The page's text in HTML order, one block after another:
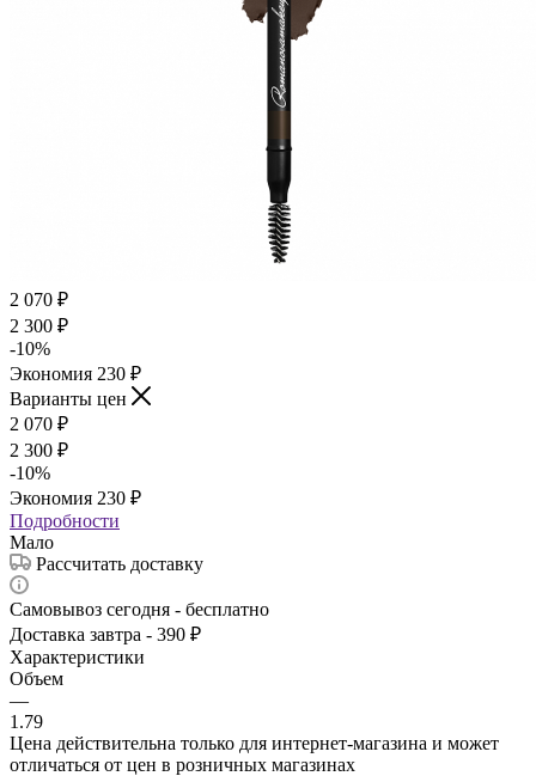
2 070 ₽
2 300 ₽
-10%
Экономия 230 ₽
Варианты цен
2 070 ₽
2 300 ₽
-10%
Экономия 230 ₽
Подробности
Мало
Рассчитать доставку
Самовывоз сегодня - бесплатно
Доставка завтра - 390 ₽
Характеристики
Объем
—
1.79
Цена действительна только для интернет-магазина и может
отличаться от цен в розничных магазинах